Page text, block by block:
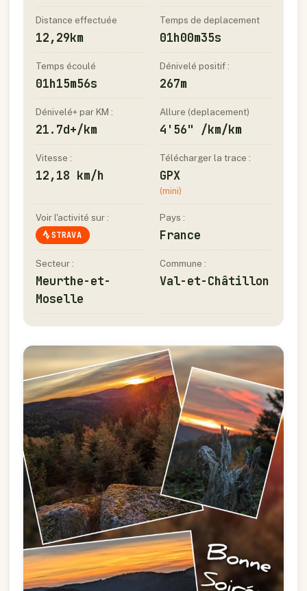
Distance effectuée
12,29km
Temps de deplacement
01h00m35s
Temps écoulé
01h15m56s
Dénivelé positif :
267m
Dénivelé+ par KM :
21.7d+/km
Allure (deplacement)
4'56" /km/km
Vitesse :
12,18 km/h
Télécharger la trace :
GPX
(mini)
Voir l'activité sur :
STRAVA
Pays :
France
Secteur :
Meurthe-et-
Moselle
Commune :
Val-et-Châtillon